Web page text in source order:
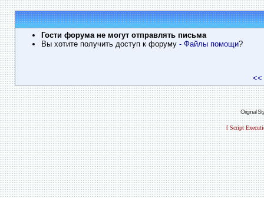
Гости форума не могут отправлять письма
Вы хотите получить доступ к форуму - Файлы помощи?
<<
Original
[ Script